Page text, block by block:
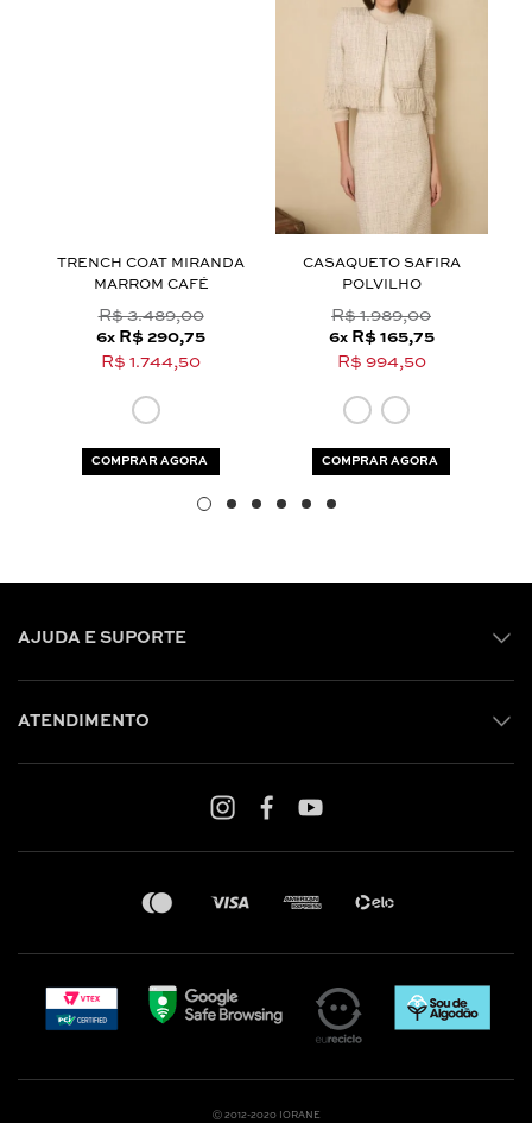
termos e polí­ticas de privacidade
TRENCH COAT MIRANDA
MARROM CAFÉ
R$ 3.489,00
6x R$ 290,75
R$ 1.744,50
COMPRAR AGORA
CASAQUETO SAFIRA
POLVILHO
R$ 1.989,00
6x R$ 165,75
R$ 994,50
COMPRAR AGORA
AJUDA E SUPORTE
ATENDIMENTO
Whatsapp: (31) 97219-6604
Nossas Lojas
Ⓒ 2012-2020 IORANE